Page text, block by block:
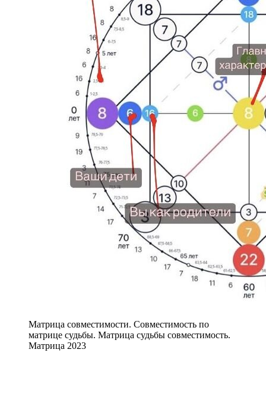
Матрица совместимости. Совместимость по
матрице судьбы. Матрица судьбы совместимость.
Матрица 2023